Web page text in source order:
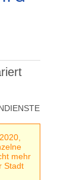
mehr
Stadt